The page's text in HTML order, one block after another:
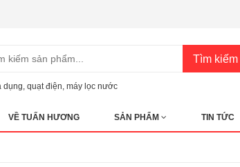
Tìm kiếm
dụng, quạt điện, máy lọc nước
VỀ TUẤN HƯƠNG SẢN PHẨM TIN TỨC